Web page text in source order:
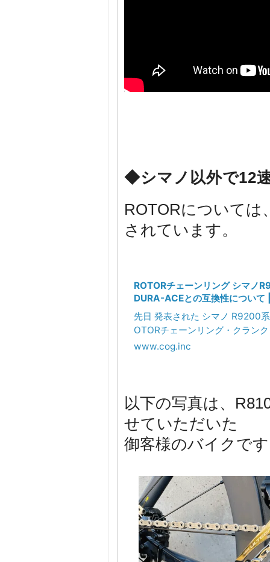
◆シマノ以外で12
ROTORについては
されています。
ROTORチェーンリング シマノ
DURA-ACEとの互換性について
公式サイト
先日 発表された シマノ R9200
OTORチェーンリング・クラン
について2021年
www.cog.inc
以下の写真は、
せていただいた
御客様のバイクで